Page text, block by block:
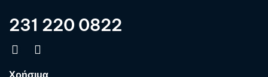
231 220 0822